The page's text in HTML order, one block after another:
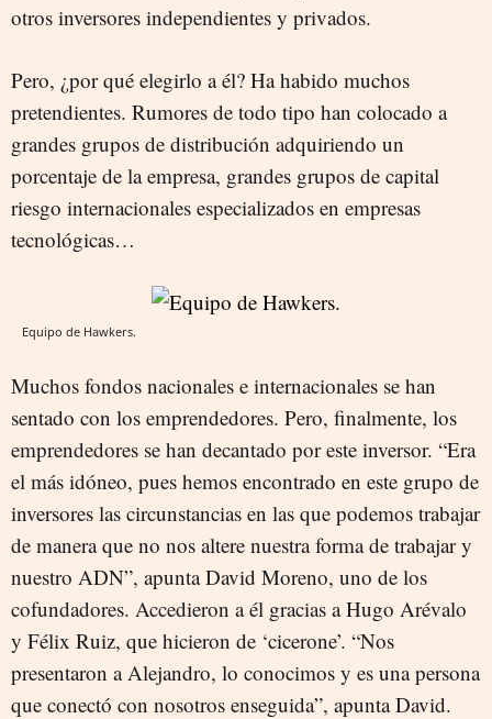
otros inversores independientes y privados.
Pero, ¿por qué elegirlo a él? Ha habido muchos
pretendientes. Rumores de todo tipo han colocado a
grandes grupos de distribución adquiriendo un
porcentaje de la empresa, grandes grupos de capital
riesgo internacionales especializados en empresas
tecnológicas…
Equipo de Hawkers.
Muchos fondos nacionales e internacionales se han
sentado con los emprendedores. Pero, finalmente, los
emprendedores se han decantado por este inversor. “Era
el más idóneo, pues hemos encontrado en este grupo de
inversores las circunstancias en las que podemos trabajar
de manera que no nos altere nuestra forma de trabajar y
nuestro ADN”, apunta David Moreno, uno de los
cofundadores. Accedieron a él gracias a Hugo Arévalo
y Félix Ruiz, que hicieron de ‘cicerone’. “Nos
presentaron a Alejandro, lo conocimos y es una persona
que conectó con nosotros enseguida”, apunta David.